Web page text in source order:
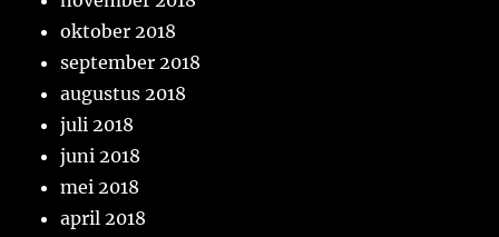
oktober 2018
september 2018
augustus 2018
juli 2018
juni 2018
mei 2018
april 2018